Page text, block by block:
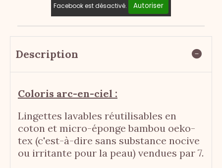
Facebook est désactivé. Autoriser
Description
Coloris arc-en-ciel :
Lingettes lavables réutilisables en
coton et micro-éponge bambou oeko-
tex (c'est-à-dire sans substance nocive
ou irritante pour la peau) vendues par 7.